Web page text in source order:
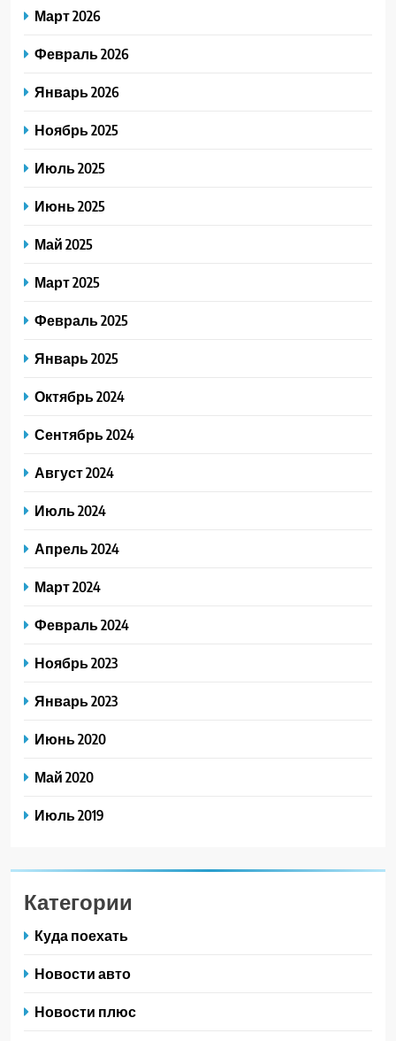
Март 2026
Февраль 2026
Январь 2026
Ноябрь 2025
Июль 2025
Июнь 2025
Май 2025
Март 2025
Февраль 2025
Январь 2025
Октябрь 2024
Сентябрь 2024
Август 2024
Июль 2024
Апрель 2024
Март 2024
Февраль 2024
Ноябрь 2023
Январь 2023
Июнь 2020
Май 2020
Июль 2019
Категории
Куда поехать
Новости авто
Новости плюс